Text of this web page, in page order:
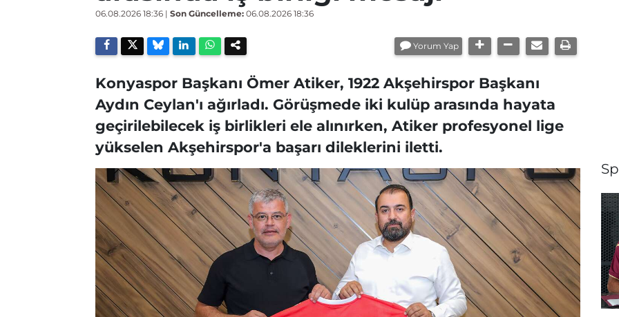
06.08.2026 18:36 | Son Güncelleme: 06.08.2026 18:36
Yorum Yap
Konyaspor Başkanı Ömer Atiker, 1922 Akşehirspor Başkanı
Aydın Ceylan'ı ağırladı. Görüşmede iki kulüp arasında hayata
geçirilebilecek iş birlikleri ele alınırken, Atiker profesyonel lige
yükselen Akşehirspor'a başarı dileklerini iletti.